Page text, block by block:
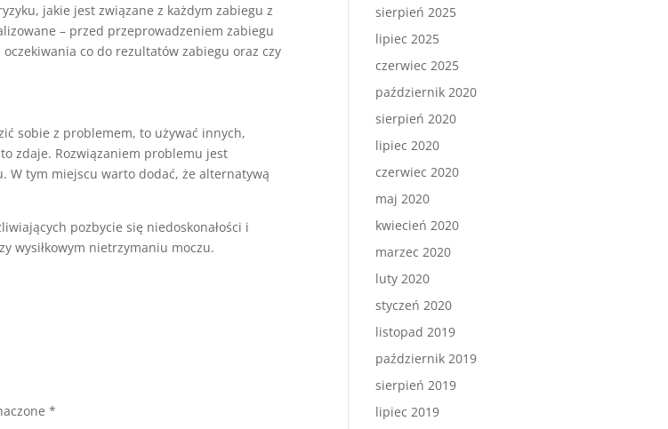
jakie jest związane z każdym zabiegu z
– przed przeprowadzeniem zabiegu
co do rezultatów zabiegu oraz czy
sobie z problemem, to używać innych,
zdaje. Rozwiązaniem problemu jest
W tym miejscu warto dodać, że alternatywą
pozbycie się niedoskonałości i
wysiłkowym nietrzymaniu moczu.
*
sierpień 2025
lipiec 2025
czerwiec 2025
październik 2020
sierpień 2020
lipiec 2020
czerwiec 2020
maj 2020
kwiecień 2020
marzec 2020
luty 2020
styczeń 2020
listopad 2019
październik 2019
sierpień 2019
lipiec 2019